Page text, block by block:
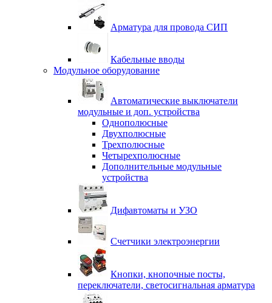
Арматура для провода СИП
Кабельные вводы
Модульное оборудование
Автоматические выключатели
модульные и доп. устройства
Однополюсные
Двухполюсные
Трехполюсные
Четырехполюсные
Дополнительные модульные
устройства
Дифавтоматы и УЗО
Счетчики электроэнергии
Кнопки, кнопочные посты,
переключатели, светосигнальная арматура